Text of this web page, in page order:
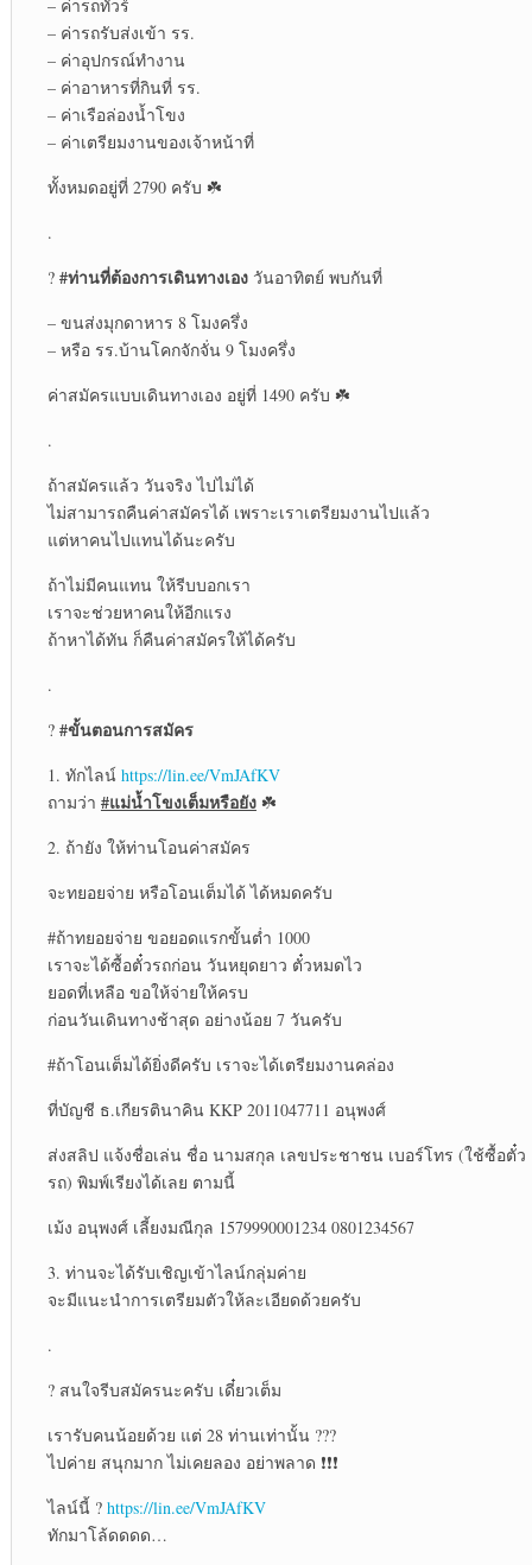
– ค่ารถทัวร์
– ค่ารถรับส่งเข้า รร.
– ค่าอุปกรณ์ทำงาน
– ค่าอาหารที่กินที่ รร.
– ค่าเรือล่องน้ำโขง
– ค่าเตรียมงานของเจ้าหน้าที่
ทั้งหมดอยู่ที่ 2790 ครับ ☘️
.
? #ท่านที่ต้องการเดินทางเองวันอาทิตย์ พบกันที่
– ขนส่งมุกดาหาร 8 โมงครึ่ง
– หรือ รร.บ้านโคกจักจั่น 9 โมงครึ่ง
ค่าสมัครแบบเดินทางเอง อยู่ที่ 1490 ครับ ☘️
.
ถ้าสมัครแล้ว วันจริง ไปไม่ได้
ไม่สามารถคืนค่าสมัครได้ เพราะเราเตรียมงานไปแล้ว
แต่หาคนไปแทนได้นะครับ
ถ้าไม่มีคนแทน ให้รีบบอกเรา
เราจะช่วยหาคนให้อีกแรง
ถ้าหาได้ทัน ก็คืนค่าสมัครให้ได้ครับ
.
? #ขั้นตอนการสมัคร
1. ทักไลน์ https://lin.ee/VmJAfKV
ถามว่า #แม่น้ำโขงเต็มหรือยัง☘️
2. ถ้ายัง ให้ท่านโอนค่าสมัคร
จะทยอยจ่าย หรือโอนเต็มได้ ได้หมดครับ
#ถ้าทยอยจ่าย ขอยอดแรกขั้นต่ำ 1000
เราจะได้ซื้อตั๋วรถก่อน วันหยุดยาว ตั๋วหมดไว
ยอดที่เหลือ ขอให้จ่ายให้ครบ
ก่อนวันเดินทางช้าสุด อย่างน้อย 7 วันครับ
#ถ้าโอนเต็มได้ยิ่งดีครับ เราจะได้เตรียมงานคล่อง
ที่บัญชี ธ.เกียรตินาคิน KKP 2011047711 อนุพงศ์
ส่งสลิป แจ้งชื่อเล่น ชื่อ นามสกุล เลขประชาชน เบอร์โทร (ใช้ซื้อตั๋ว
รถ) พิมพ์เรียงได้เลย ตามนี้
เม้ง อนุพงศ์ เลี้ยงมณีกุล 1579990001234 0801234567
3. ท่านจะได้รับเชิญเข้าไลน์กลุ่มค่าย
จะมีแนะนำการเตรียมตัวให้ละเอียดด้วยครับ
.
? สนใจรีบสมัครนะครับ เดี๋ยวเต็ม
เรารับคนน้อยด้วย แต่ 28 ท่านเท่านั้น ???
ไปค่าย สนุกมาก ไม่เคยลอง อย่าพลาด ❗❗❗
ไลน์นี้ ? https://lin.ee/VmJAfKV
ทักมาโล้ดดดด…